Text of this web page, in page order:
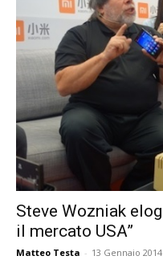
Steve Wozniak
il mercato USA”
Matteo Testa - 13 Gennaio 2014